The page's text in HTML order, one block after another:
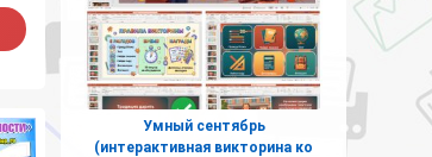
Умный сентябрь
(интерактивная викторина ко